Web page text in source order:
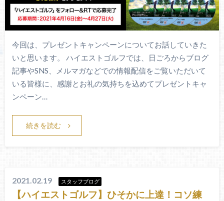
今回は、プレゼントキャンペーンについてお話していきた
いと思います。 ハイエストゴルフでは、日ごろからブログ
記事やSNS、メルマガなどでの情報配信をご覧いただいて
いる皆様に、感謝とお礼の気持ちを込めてプレゼントキャ
ンペーン…
続きを読む
2021.02.19 スタッフブログ
【ハイエストゴルフ】ひそかに上達！コソ練